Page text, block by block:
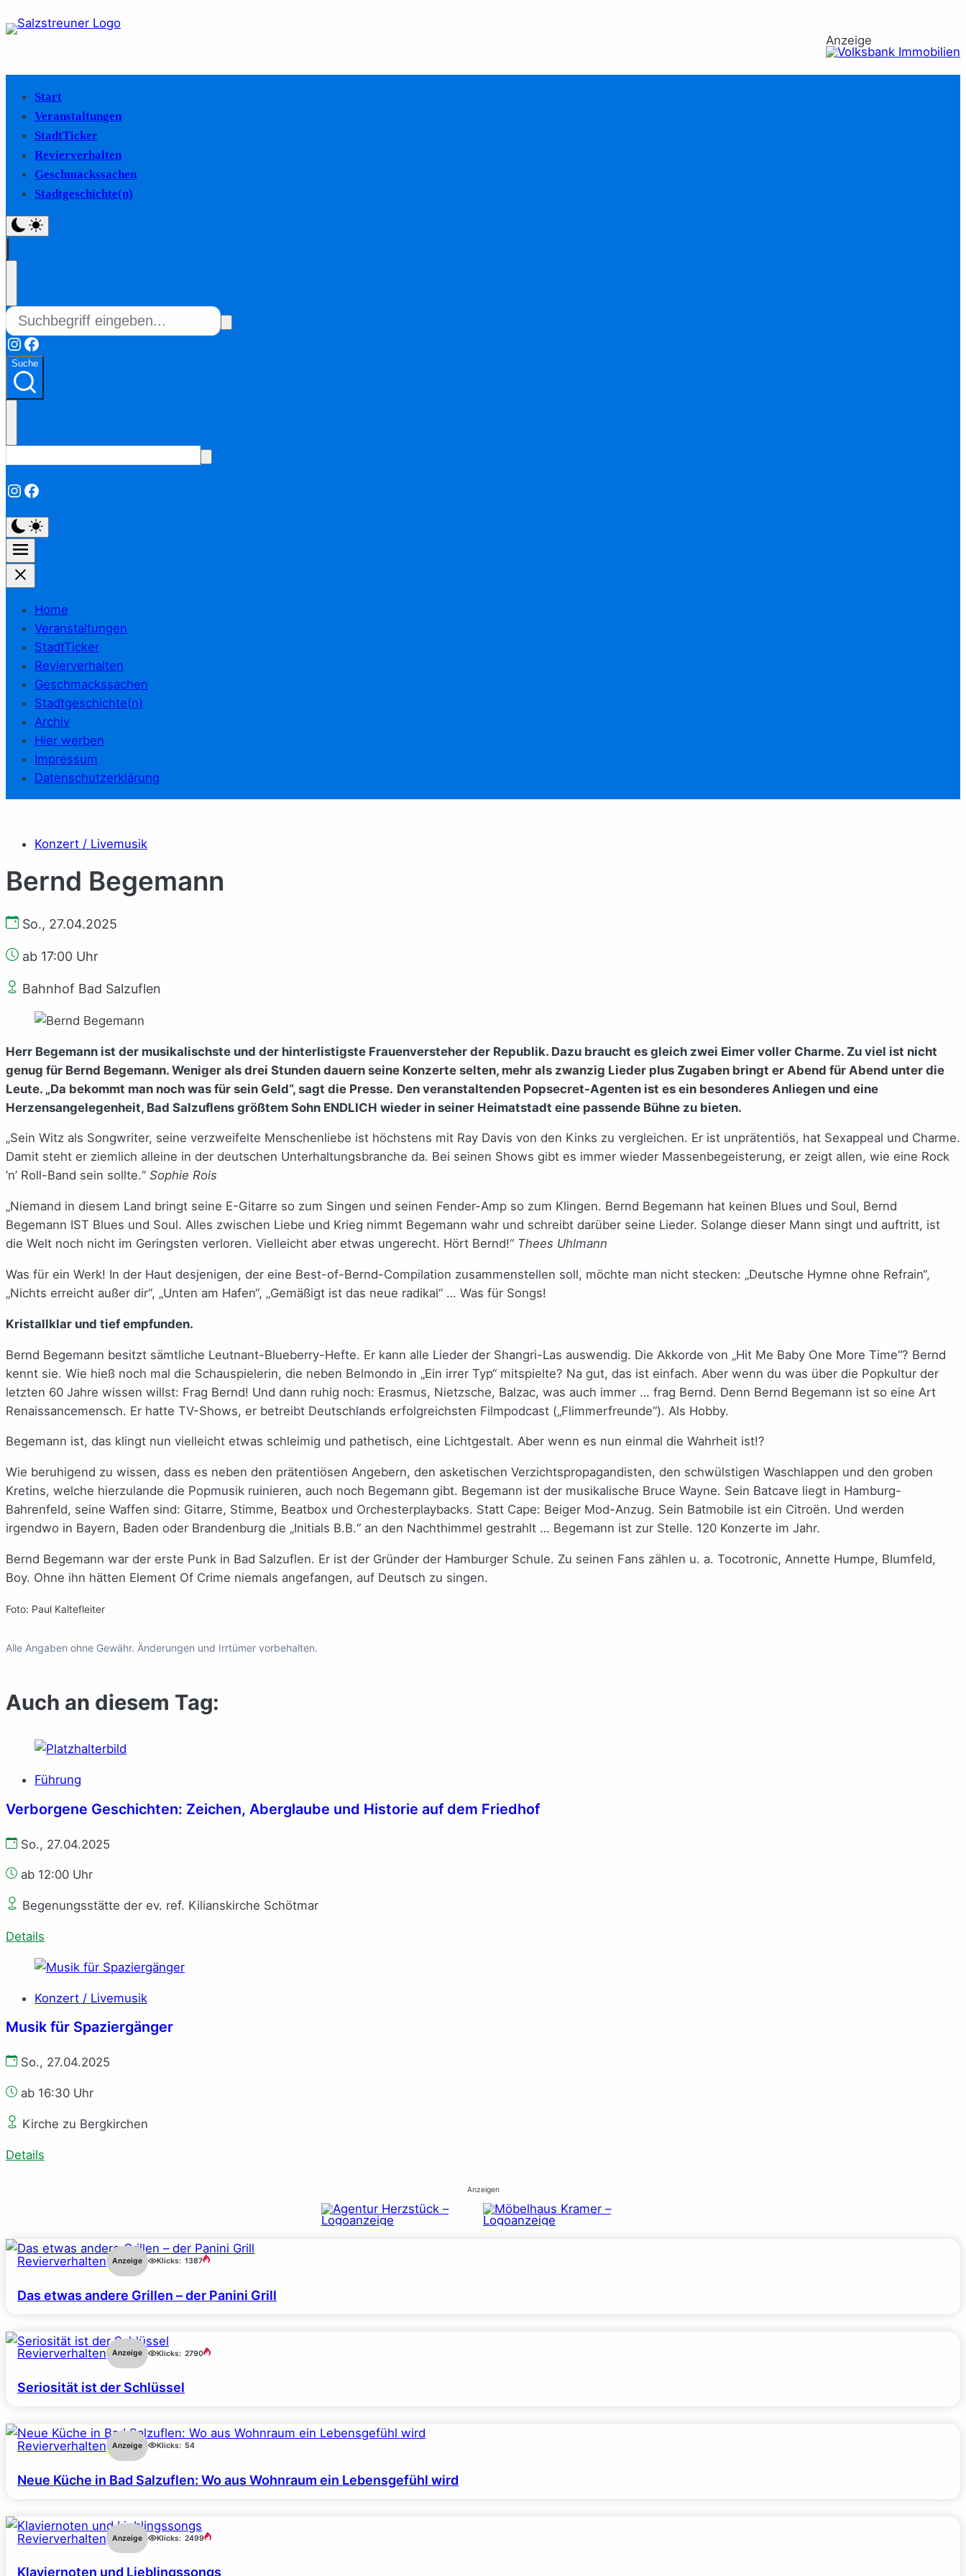
Anzeige
Start
Veranstaltungen
StadtTicker
Revierverhalten
Geschmackssachen
Stadtgeschichte(n)
Instagram
Facebook
Suche
Instagram
Facebook
Home
Veranstaltungen
StadtTicker
Revierverhalten
Geschmackssachen
Stadtgeschichte(n)
Archiv
Hier werben
Impressum
Datenschutzerklärung
Konzert / Livemusik
Bernd Begemann
So., 27.04.2025
ab 17:00 Uhr
Bahnhof Bad Salzuflen
Herr Begemann ist der musikalischste und der hinterlistigste Frauenversteher der Republik. Dazu braucht es gleich zwei Eimer voller Charme. Zu viel ist nicht
genug für Bernd Begemann. Weniger als drei Stunden dauern seine Konzerte selten, mehr als zwanzig Lieder plus Zugaben bringt er Abend für Abend unter die
Leute. „Da bekommt man noch was für sein Geld“, sagt die Presse. Den veranstaltenden Popsecret-Agenten ist es ein besonderes Anliegen und eine
Herzensangelegenheit, Bad Salzuflens größtem Sohn ENDLICH wieder in seiner Heimatstadt eine passende Bühne zu bieten.
„Sein Witz als Songwriter, seine verzweifelte Menschenliebe ist höchstens mit Ray Davis von den Kinks zu vergleichen. Er ist unprätentiös, hat Sexappeal und Charme.
Damit steht er ziemlich alleine in der deutschen Unterhaltungsbranche da. Bei seinen Shows gibt es immer wieder Massenbegeisterung, er zeigt allen, wie eine Rock
’n’ Roll-Band sein sollte.“ Sophie Rois
„Niemand in diesem Land bringt seine E-Gitarre so zum Singen und seinen Fender-Amp so zum Klingen. Bernd Begemann hat keinen Blues und Soul, Bernd
Begemann IST Blues und Soul. Alles zwischen Liebe und Krieg nimmt Begemann wahr und schreibt darüber seine Lieder. Solange dieser Mann singt und auftritt, ist
die Welt noch nicht im Geringsten verloren. Vielleicht aber etwas ungerecht. Hört Bernd!“ Thees Uhlmann
Was für ein Werk! In der Haut desjenigen, der eine Best-of-Bernd-Compilation zusammenstellen soll, möchte man nicht stecken: „Deutsche Hymne ohne Refrain“,
„Nichts erreicht außer dir“, „Unten am Hafen“, „Gemäßigt ist das neue radikal“ … Was für Songs!
Kristallklar und tief empfunden.
Bernd Begemann besitzt sämtliche Leutnant-Blueberry-Hefte. Er kann alle Lieder der Shangri-Las auswendig. Die Akkorde von „Hit Me Baby One More Time“? Bernd
kennt sie. Wie hieß noch mal die Schauspielerin, die neben Belmondo in „Ein irrer Typ“ mitspielte? Na gut, das ist einfach. Aber wenn du was über die Popkultur der
letzten 60 Jahre wissen willst: Frag Bernd! Und dann ruhig noch: Erasmus, Nietzsche, Balzac, was auch immer … frag Bernd. Denn Bernd Begemann ist so eine Art
Renaissancemensch. Er hatte TV-Shows, er betreibt Deutschlands erfolgreichsten Filmpodcast („Flimmerfreunde“). Als Hobby.
Begemann ist, das klingt nun vielleicht etwas schleimig und pathetisch, eine Lichtgestalt. Aber wenn es nun einmal die Wahrheit ist!?
Wie beruhigend zu wissen, dass es neben den prätentiösen Angebern, den asketischen Verzichtspropagandisten, den schwülstigen Waschlappen und den groben
Kretins, welche hierzulande die Popmusik ruinieren, auch noch Begemann gibt. Begemann ist der musikalische Bruce Wayne. Sein Batcave liegt in Hamburg-
Bahrenfeld, seine Waffen sind: Gitarre, Stimme, Beatbox und Orchesterplaybacks. Statt Cape: Beiger Mod-Anzug. Sein Batmobile ist ein Citroën. Und werden
irgendwo in Bayern, Baden oder Brandenburg die „Initials B.B.“ an den Nachthimmel gestrahlt … Begemann ist zur Stelle. 120 Konzerte im Jahr.
Bernd Begemann war der erste Punk in Bad Salzuflen. Er ist der Gründer der Hamburger Schule. Zu seinen Fans zählen u. a. Tocotronic, Annette Humpe, Blumfeld,
Boy. Ohne ihn hätten Element Of Crime niemals angefangen, auf Deutsch zu singen.
Foto: Paul Kaltefleiter
Alle Angaben ohne Gewähr. Änderungen und Irrtümer vorbehalten.
Auch an diesem Tag:
Führung
Verborgene Geschichten: Zeichen, Aberglaube und Historie auf dem Friedhof
So., 27.04.2025
ab 12:00 Uhr
Begenungsstätte der ev. ref. Kilianskirche Schötmar
Details
Konzert / Livemusik
Musik für Spaziergänger
So., 27.04.2025
ab 16:30 Uhr
Kirche zu Bergkirchen
Details
Anzeigen
Revierverhalten Anzeige Klicks: 1387
Das etwas andere Grillen – der Panini Grill
Revierverhalten Anzeige Klicks: 2790
Seriosität ist der Schlüssel
Revierverhalten Anzeige Klicks: 54
Neue Küche in Bad Salzuflen: Wo aus Wohnraum ein Lebensgefühl wird
Revierverhalten Anzeige Klicks: 2499
Klaviernoten und Lieblingssongs